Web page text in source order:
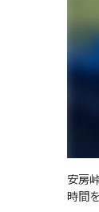
安房
時間